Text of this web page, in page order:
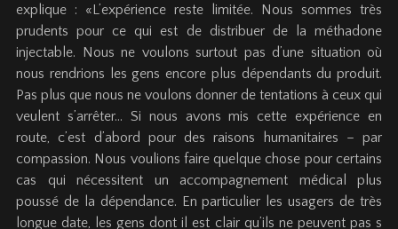
explique : «L’expérience reste limitée. Nous sommes très
prudents pour ce qui est de distribuer de la méthadone
injectable. Nous ne voulons surtout pas d’une situation où
nous rendrions les gens encore plus dépendants du produit.
Pas plus que nous ne voulons donner de tentations à ceux qui
veulent s’arrêter… Si nous avons mis cette expérience en
route, c’est d’abord pour des raisons humanitaires – par
compassion. Nous voulions faire quelque chose pour certains
cas qui nécessitent un accompagnement médical plus
poussé de la dépendance. En particulier les usagers de très
longue date, les gens dont il est clair qu’ils ne peuvent pas s